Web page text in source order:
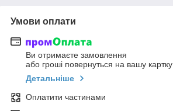
Умови оплати
Ви отримаєте замовлення
або гроші повернуться на вашу картку
Детальніше
Оплатити частинами